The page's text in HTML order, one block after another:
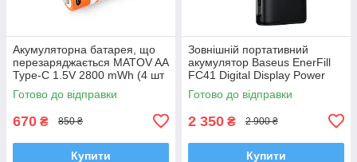
Акумуляторна батарея, що
перезаряджається MATOV AA
Type-C 1.5V 2800 mWh (4 шт
в комплекті)
Готово до відправки
670 ₴ 850 ₴
Купити
Зовнішній портативний
акумулятор Baseus EnerFill
FC41 Digital Display Power
Bank 100W 20000mAh з
кабелем (E0028N)
Готово до відправки
2 350 ₴ 2 900 ₴
Купити